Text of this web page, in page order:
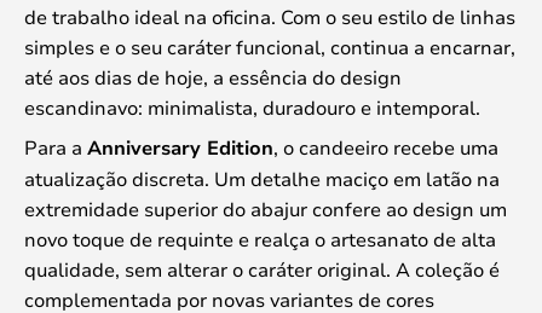
de trabalho ideal na oficina. Com o seu estilo de linhas
simples e o seu caráter funcional, continua a encarnar,
até aos dias de hoje, a essência do design
escandinavo: minimalista, duradouro e intemporal.
Para a Anniversary Edition, o candeeiro recebe uma
atualização discreta. Um detalhe maciço em latão na
extremidade superior do abajur confere ao design um
novo toque de requinte e realça o artesanato de alta
qualidade, sem alterar o caráter original. A coleção é
complementada por novas variantes de cores